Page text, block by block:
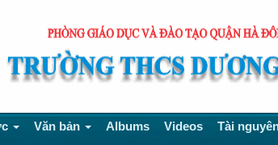
Văn bản Albums Videos Tài